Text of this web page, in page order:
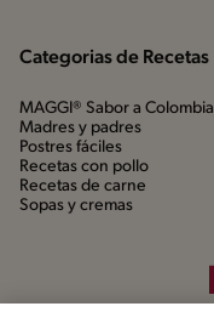
Categorias de Recetas
MAGGI® Sabor a Colombia
Madres y padres
Postres fáciles
Recetas con pollo
Recetas de carne
Sopas y cremas